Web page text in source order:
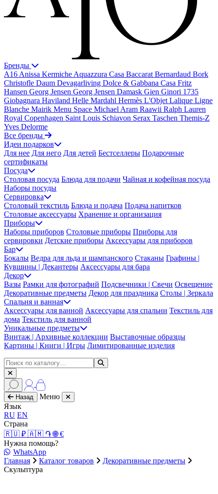
Бренды
A16 Anissa Kermiche Aquazzura Casa Baccarat Bernardaud Bork
Christofle Daum Devagarliving Dolce & Gabbana Casa Fritz
Hansen Georg Jensen Georg Jensen Damask Gien Ginori 1735
Giobagnara Haviland Helle Mardahl Hermès L'Objet Lalique Ligne
Blanche Mairik Menu Space Michael Aram Raawii Ralph Lauren
Royal Copenhagen Saint Louis Schiavon Serax Taschen Themis-Z
Yves Delorme
Все бренды
Идеи подарков
Для нее Для него Для детей Бестселлеры Подарочные
сертификаты
Посуда
Столовая посуда Блюда для подачи Чайная и кофейная посуда
Наборы посуды
Сервировка
Столовый текстиль Блюда и подача Подача напитков
Столовые аксессуары Хранение и организация
Приборы
Наборы приборов Столовые приборы Приборы для
сервировки Детские приборы Аксессуары для приборов
Бар
Бокалы Ведра для льда и шампанского Стаканы Графины |
Кувшины | Декантеры Аксессуары для бара
Декор
Вазы Рамки для фотографий Подсвечники | Свечи Освещение
Декоративные предметы Декор для праздника Столы | Зеркала
Спальня и ванная
Аксессуары для ванной Аксессуары для спальни Текстиль для
дома Текстиль для ванной
Уникальные предметы
Винтаж | Архивные коллекции Выставочные образцы
Картины | Книги | Игры Лимитированные изделия
Назад
Меню
Язык
RU EN
Страна
🇷🇺 ₽ 🇦🇲 ֏🌐 €
Нужна помощь?
WhatsApp
Главная
Каталог товаров
Декоративные предметы
Скульптура